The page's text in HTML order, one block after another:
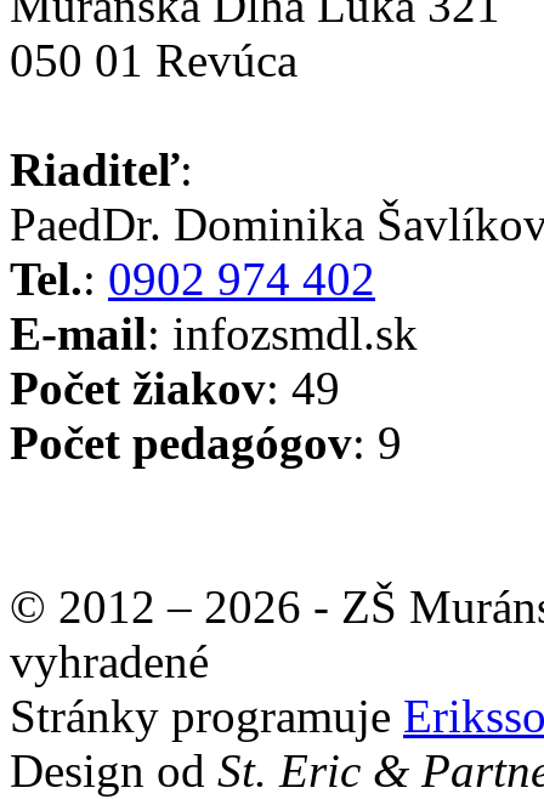
050 01 Revúca
Riaditeľ:
PaedDr. Dominika
Tel.: 0902 974 402
E-mail: infozsmdl.sk
Počet žiakov: 49
Počet pedagógov: 9
© 2012 – 2026 - ZŠ
vyhradené
Stránky programuje
Design od St. Eric &